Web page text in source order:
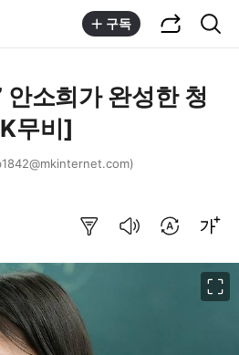
구독
안소희가 완성한 청
무비]